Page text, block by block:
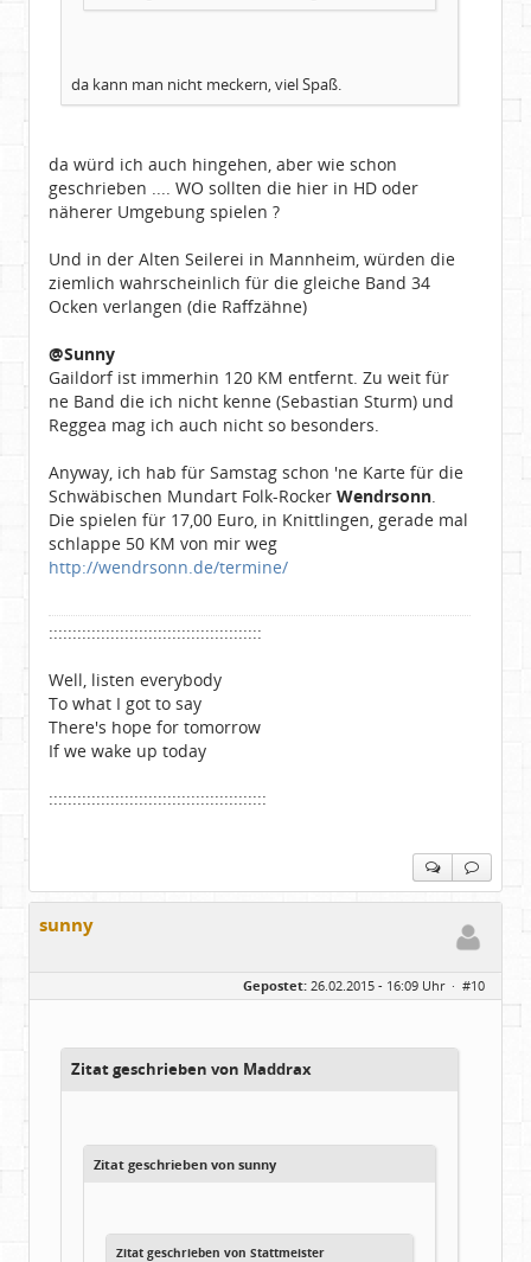
da kann man nicht meckern, viel Spaß.
da würd ich auch hingehen, aber wie schon
geschrieben .... WO sollten die hier in HD oder
näherer Umgebung spielen ?
Und in der Alten Seilerei in Mannheim, würden die
ziemlich wahrscheinlich für die gleiche Band 34
Ocken verlangen (die Raffzähne)
@Sunny
Gaildorf ist immerhin 120 KM entfernt. Zu weit für
ne Band die ich nicht kenne (Sebastian Sturm) und
Reggea mag ich auch nicht so besonders.
Anyway, ich hab für Samstag schon 'ne Karte für die
Schwäbischen Mundart Folk-Rocker Wendrsonn.
Die spielen für 17,00 Euro, in Knittlingen, gerade mal
schlappe 50 KM von mir weg
http://wendrsonn.de/termine/
:::::::::::::::::::::::::::::::::::::::::::::
Well, listen everybody
To what I got to say
There's hope for tomorrow
If we wake up today
::::::::::::::::::::::::::::::::::::::::::::::
sunny
Gepostet: 26.02.2015 - 16:09 Uhr · #10
Zitat geschrieben von Maddrax
Zitat geschrieben von sunny
Zitat geschrieben von Stattmeister